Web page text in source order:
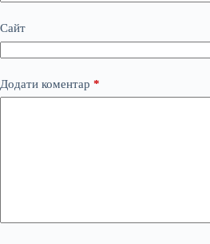
Сайт
Додати коментар *